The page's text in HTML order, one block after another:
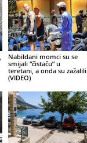
Nabildani momci su se
smijali “čistaču” u
teretani, a onda su zažalili
(VIDEO)